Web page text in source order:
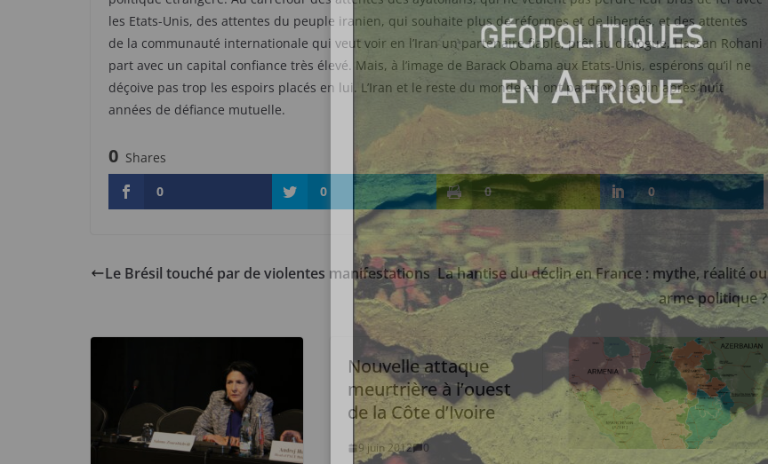
les Etats-Unis, des attentes du peuple iranien, qui souhaite plus de réformes et de libertés, et des attentes
de la communauté internationale qui veut voir en l’Iran un partenaire fiable, prêt au dialogue, Hassan Rohani
part avec un capital confiance très élevé. Mais, à l’image de Barack Obama aux Etats-Unis, espérons qu’il ne
déçoive pas trop les espoirs placés en lui. L’Iran et le reste du monde en ont par trop besoin après huit
années de défiance mutuelle.
0 Shares
0
0 0 0
Le Brésil touché par de violentes manifestations La hantise du déclin en France : mythe, réalité ou
arme politique ?
Nouvelle attaque
meurtrière à l’ouest
de la Côte d’Ivoire
9 juin 2012 0